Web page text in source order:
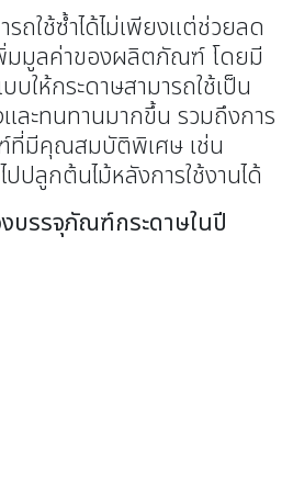
ช้ซ้ำได้ไม่เพียงแต่ช่วยลด
มมูลค่าของผลิตภัณฑ์ โดยมี
ให้กระดาษสามารถใช้เป็น
ละทนทานมากขึ้น รวมถึงการ
ที่มีคุณสมบัติพิเศษ เช่น
ปลูกต้นไม้หลังการใช้งานได้
บรรจุภัณฑ์กระดาษในปี